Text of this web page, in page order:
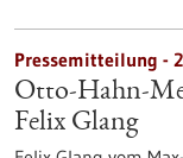
Pressemitteilung -
Otto-Hahn-
Felix Glang